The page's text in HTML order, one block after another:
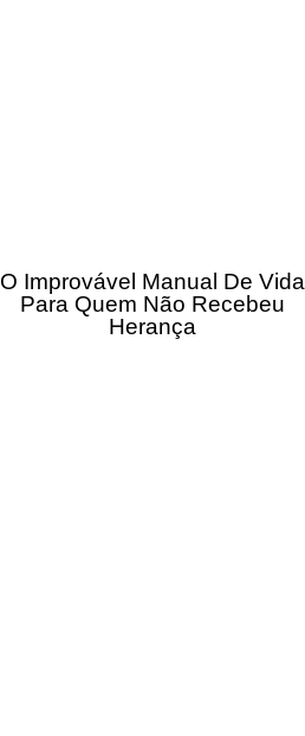
O Improvável Manual De Vida
Para Quem Não Recebeu
Herança